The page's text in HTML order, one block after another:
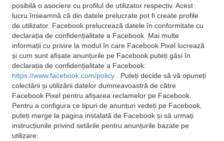
posibilă o asociere cu profilul de utilizator respectiv. Acest
lucru înseamnă că din datele prelucrate pot fi create profile
de utilizator. Facebook prelucrează datele în conformitate cu
declarația de confidențialitate a Facebook. Mai multe
informații cu privire la modul în care Facebook Pixel lucrează
și cum sunt afișate anunțurile pe Facebook puteți găsi în
declarația de confidențialitate a Facebook:
https://www.facebook.com/policy
. Puteți decide să vă opuneți
colectării și utilizării datelor dumneavoastră de către
Facebook Pixel pentru afișarea reclamelor pe Facebook.
Pentru a configura ce tipuri de anunțuri vedeți pe Facebook,
puteți merge la pagina instalată de Facebook și să urmați
instrucțiunile privind setările pentru anunțurile bazate pe
utilizare: